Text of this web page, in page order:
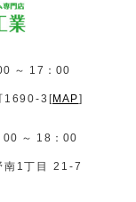
～ 17：00
1690‐3 [MAP]
00 ～ 18：00
南1丁目 21-7